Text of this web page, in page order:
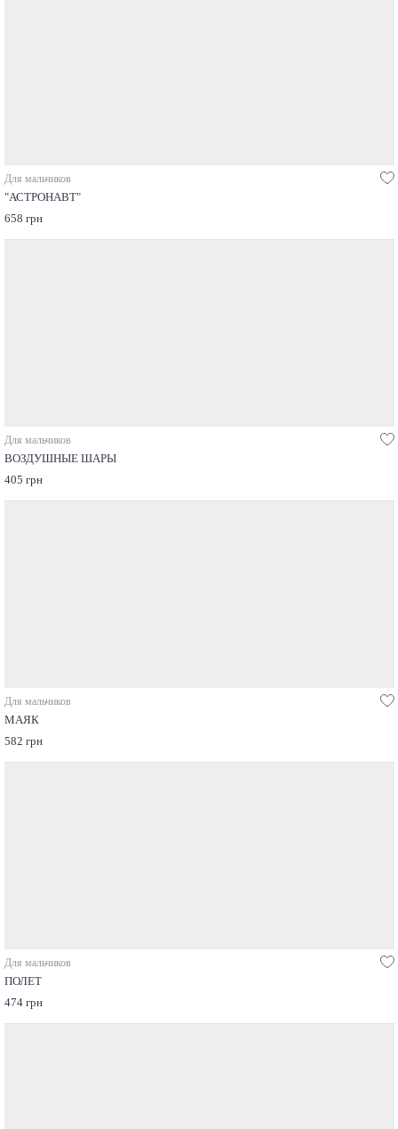
Для мальчиков
"АСТРОНАВТ"
658 грн
Для мальчиков
ВОЗДУШНЫЕ ШАРЫ
405 грн
Для мальчиков
МАЯК
582 грн
Для мальчиков
ПОЛЕТ
474 грн